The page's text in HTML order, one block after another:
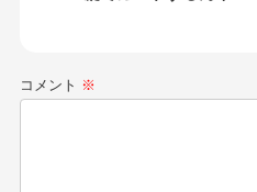
コメント ※